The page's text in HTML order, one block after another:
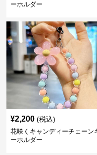
ーホルダー
¥2,200 (税込)
花咲くキャンディーチェーン
ーホルダー